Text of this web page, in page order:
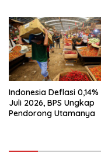
Indonesia Deflasi 0,14%
Juli 2026, BPS Ungkap
Pendorong Utamanya